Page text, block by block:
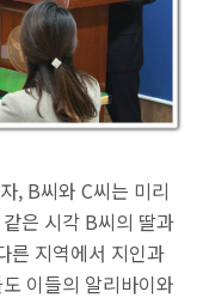
, B씨와 C씨는 미리
은 시각 B씨의 딸과
른 지역에서 지인과
이들의 알리바이와